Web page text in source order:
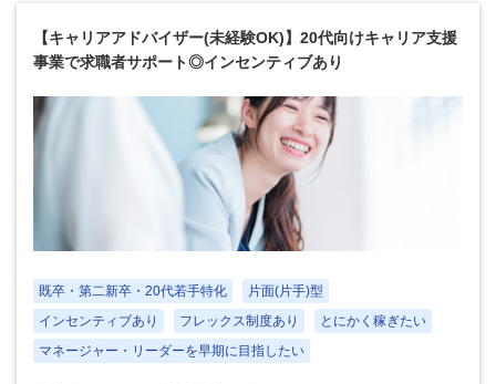
【キャリアアドバイザー(未経験OK)】20代向けキャリア支援
事業で求職者サポート◎インセンティブあり
既卒・第二新卒・20代若手特化
片面(片手)型
インセンティブあり
フレックス制度あり
とにかく稼ぎたい
マネージャー・リーダーを早期に目指したい